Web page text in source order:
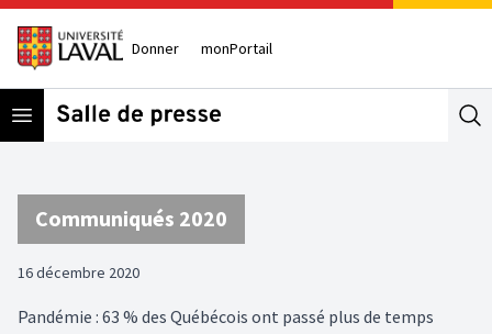
Donner monPortail
Open menu
Communiqués 2020
16 décembre 2020
Pandémie : 63 % des Québécois ont passé plus de temps